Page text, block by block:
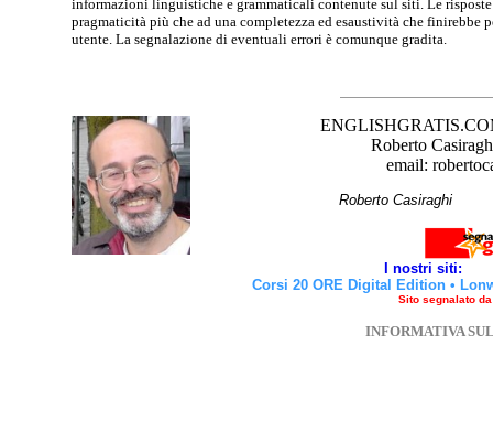
informazioni linguistiche e grammaticali contenute sul siti. Le
pragmaticità più che ad una completezza ed esaustività che finirebbe
utente. La segnalazione di eventuali errori è comunque gradita.
Roberto
email:
Roberto
I nostri siti:
Corsi 20 ORE Digital Edition •
Sito segnalato
INFORMATIVA